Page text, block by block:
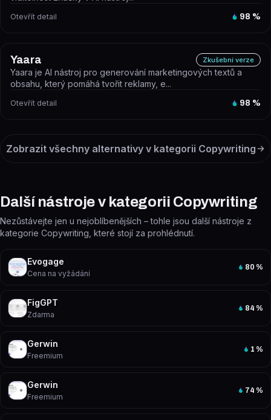
Otevřít detail 98 %
Yaara Zkušební verze
Yaara je AI nástroj pro generování marketingových textů a
obsahu, který pomáhá tvořit reklamy, e...
Otevřít detail 98 %
Zobrazit všechny alternativy v kategorii Copywriting
Další nástroje v kategorii Copywriting
Nezůstávejte jen u nejoblíbenějších – tohle jsou další nástroje z
kategorie Copywriting, které stojí za prohlédnutí.
Evogage
Cena na vyžádání
80 %
FigGPT
Zdarma
84 %
Gerwin
Freemium
1 %
Gerwin
Freemium
74 %